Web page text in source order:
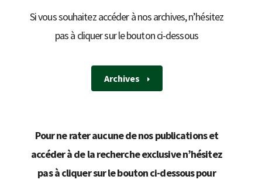
Si vous souhaitez accéder à nos archives, n’hésitez
pas à cliquer sur le bouton ci-dessous
Archives
Pour ne rater aucune de nos publications et
accéder à de la recherche exclusive n’hésitez
pas à cliquer sur le bouton ci-dessous pour